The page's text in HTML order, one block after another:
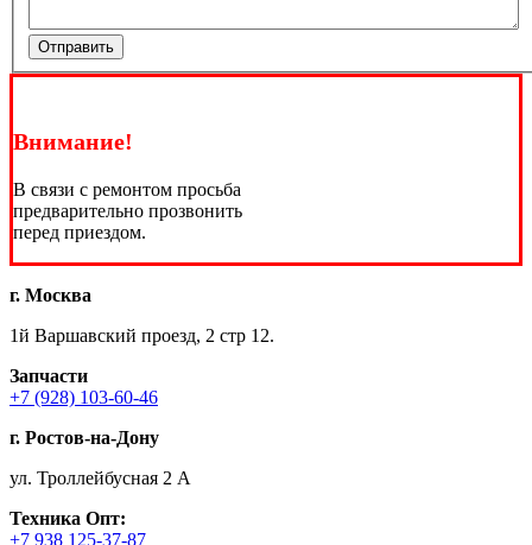
Отправить
Внимание!
В связи с ремонтом просьба
предварительно прозвонить
перед приездом.
г. Москва
1й Варшавский проезд, 2 стр 12.
Запчасти
+7 (928) 103-60-46
г. Ростов-на-Дону
ул. Троллейбусная 2 А
Техника Опт:
+7 938 125-37-87